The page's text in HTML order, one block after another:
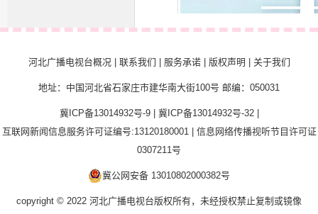
992早班车
河北广播电视台概况| 联系我们 服务承诺| 版权声明 关于我们
地址：中国河北省石家庄市建华南大街100号 邮编：050031
冀ICP备13014932号-9| 冀ICP备13014932号-32|
互联网新闻信息服务许可证编号:13120180001| 信息网络传播视听节目许可证
0307211号
冀公网安备 13010802000382号
copyright © 2022 河北广播电视台版权所有，未经授权禁止复制或镜像